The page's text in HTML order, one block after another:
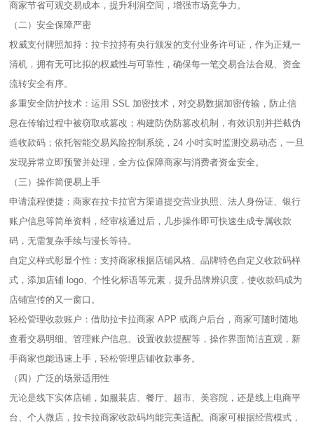
商家节省可观交易成本，提升利润空间，增强市场竞争力。​
（二）安全保障严密​
权威支付牌照加持：拉卡拉持有央行颁发的支付业务许可证，作为正规一
清机，拥有无可比拟的权威性与可靠性，确保每一笔交易合法合规、资金
流转安全有序。​
多重安全防护技术：运用 SSL 加密技术，对交易数据加密传输，防止信
息在传输过程中被窃取或篡改；构建防伪防篡改机制，有效识别并拦截伪
造收款码；依托智能交易风险控制系统，24 小时实时监测交易动态，一旦
发现异常立即预警并处理，全方位保障商家与消费者资金安全。​
（三）操作简便易上手​
申请流程便捷：商家在拉卡拉官方渠道提交营业执照、法人身份证、银行
账户信息等简单资料，经审核通过后，几步操作即可快速生成专属收款
码，无需复杂手续与漫长等待。​
自定义样式彰显个性：支持商家根据店铺风格、品牌特色自定义收款码样
式，添加店铺 logo、个性化标语等元素，提升品牌辨识度，使收款码成为
店铺宣传的又一窗口。​
轻松管理收款账户：借助拉卡拉商家 APP 或商户后台，商家可随时随地
查看交易明细、管理账户信息、设置收款提醒等，操作界面简洁直观，新
手商家也能迅速上手，轻松管理店铺收款事务。​
（四）广泛的场景适用性​
无论是线下实体店铺，如服装店、餐厅、超市、美容院，还是线上电商平
台、个人微店，拉卡拉商家收款码均能完美适配。商家可根据经营模式，